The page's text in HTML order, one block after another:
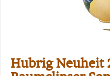
Hubrig Neuheit